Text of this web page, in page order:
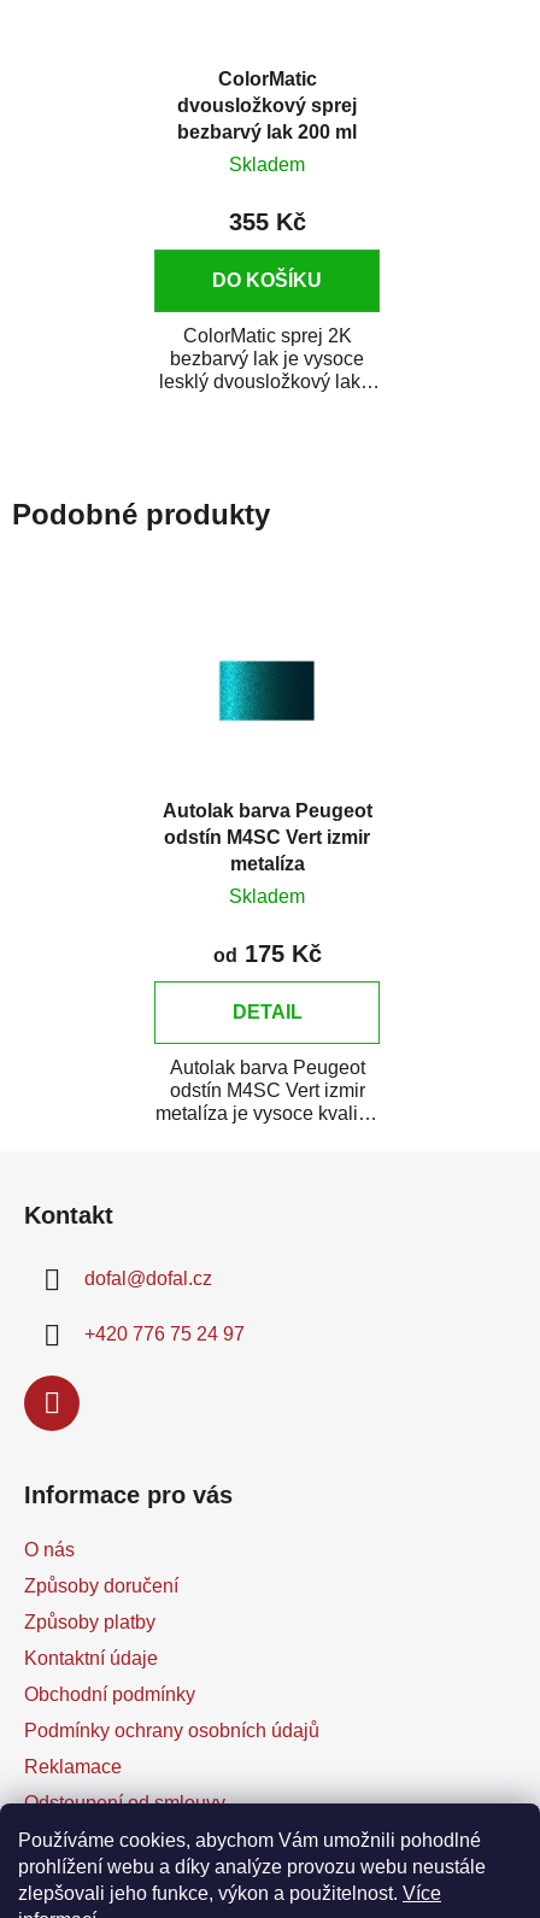
Používáme cookies, abychom Vám umožnili pohodlné
prohlížení webu a díky analýze provozu webu neustále
zlepšovali jeho funkce, výkon a použitelnost. Více
ColorMatic
dvousložkový sprej
bezbarvý lak 200 ml
Skladem
355 Kč
DO KOŠÍKU
ColorMatic sprej 2K
bezbarvý lak je vysoce
lesklý dvousložkový lak s
Podobné produkty
Autolak barva Peugeot
odstín M4SC Vert izmir
metalíza
Skladem
od 175 Kč
DETAIL
Autolak barva Peugeot
odstín M4SC Vert izmir
metalíza je vysoce kvalitní
Kontakt
dofal @dofal.cz
+420 776 75 24 97
Informace pro vás
O nás
Způsoby doručení
Způsoby platby
Kontaktní údaje
Obchodní podmínky
Podmínky ochrany osobních údajů
Reklamace
Odstoupení od smlouvy
Kontaktní formulář